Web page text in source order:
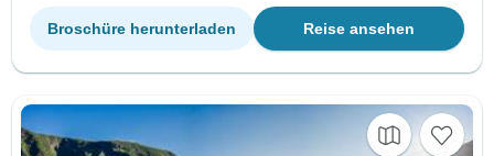
Reise ansehen
Broschüre herunterladen